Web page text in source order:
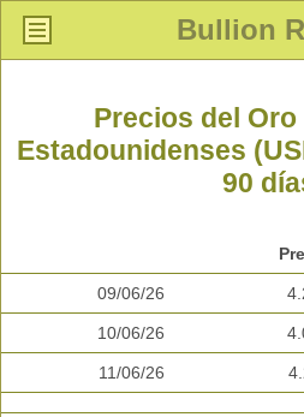
Bullion
Precios del
Estadounidenses
90
09/06/26
10/06/26
11/06/26